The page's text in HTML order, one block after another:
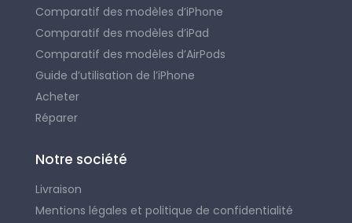
Comparatif des modèles d’iPhone
Comparatif des modèles d’iPad
Comparatif des modèles d’AirPods
Guide d’utilisation de l’iPhone
Acheter
Réparer
Notre société
Livraison
Mentions légales et politique de confidentialité